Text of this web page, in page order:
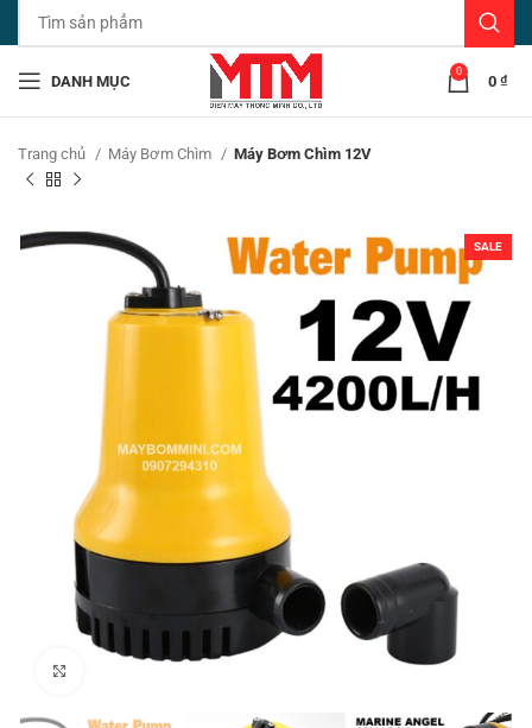
DANH MỤC
0
0 ₫
Trang chủ Máy Bơm Chìm Máy Bơm Chìm 12V
SALE